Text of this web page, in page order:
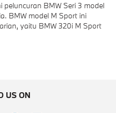
BMW Seri 3 model
BMW model M Sport ini
yaitu BMW 320i M Sport
US ON